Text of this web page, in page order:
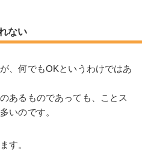
ない
、何でもOKというわけではあ
あるものであっても、ことス
いのです。
す。